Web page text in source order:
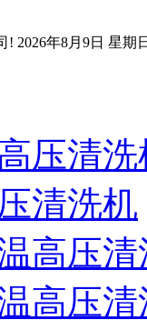
! 2026年8月9日 星期
压清洗
清洗机
高压清
高压清